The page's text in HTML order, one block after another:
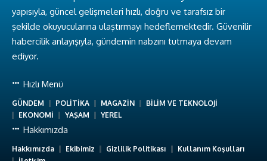
yapısıyla, güncel gelişmeleri hızlı, doğru ve tarafsız bir
şekilde okuyucularına ulaştırmayı hedeflemektedir. Güvenilir
habercilik anlayışıyla, gündemin nabzını tutmaya devam
ediyor.
Hızlı Menü
GÜNDEM POLİTİKA MAGAZİN
BİLİM VE TEKNOLOJİ
EKONOMİ
YAŞAM YEREL
Hakkımızda
Hakkımızda Ekibimiz Gizlilik Politikası
Kullanım Koşulları